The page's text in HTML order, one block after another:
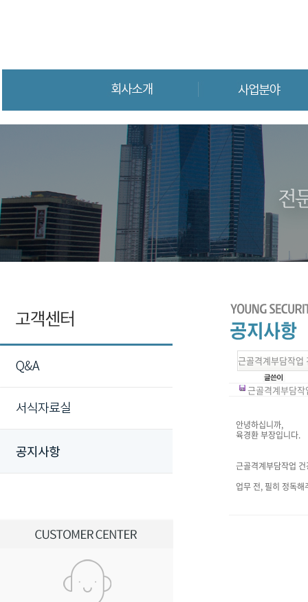
근골격계부담작업
근골격계부담
안녕하십니까,
육경환 부장입니다.
근골격계부담작업
업무 전, 필히 정독해